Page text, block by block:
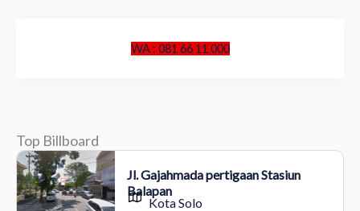
WA : 081 66 11 000
Top Billboard
Jl. Gajahmada pertigaan Stasiun
Balapan
Kota Solo